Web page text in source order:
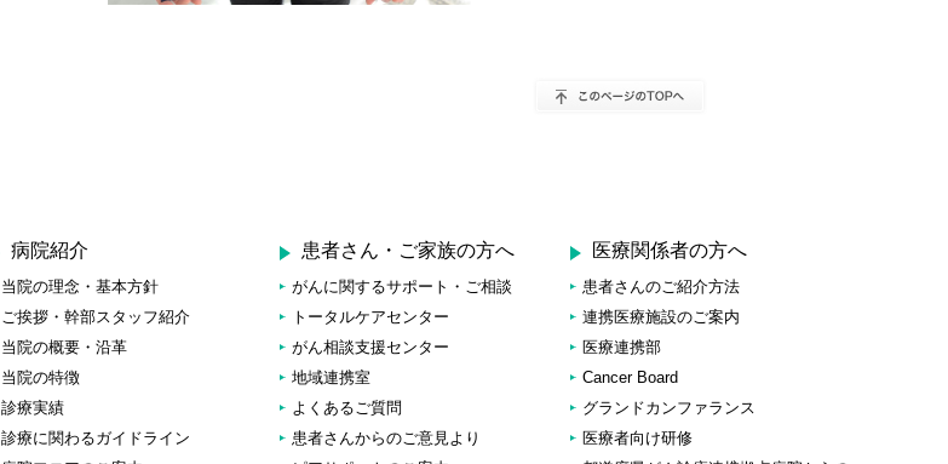
病院紹介
当院の理念・基本方針
ご挨拶・幹部スタッフ紹介
当院の概要・沿革
当院の特徴
診療実績
診療に関わるガイドライン
患者さん・ご家族の方へ
がんに関するサポート・ご相談
トータルケアセンター
がん相談支援センター
地域連携室
よくあるご質問
患者さんからのご意見より
医療関係者の方へ
患者さんのご紹介方法
連携医療施設のご案内
医療連携部
Cancer Board
グランドカンファランス
医療者向け研修